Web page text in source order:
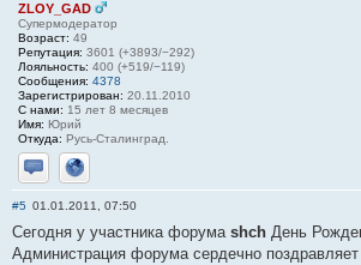
ZLOY_GAD
Супермодератор
Возраст: 49
Репутация: 3601 (+3893/−292)
Лояльность: 400 (+519/−119)
Сообщения: 4378
Зарегистрирован: 20.11.2010
С нами: 15 лет 8 месяцев
Имя: Юрий
Откуда: Русь-Сталинград.
Отправить личное сообщение
Сайт
#5 01.01.2011, 07:50
Сегодня у участника форума shch День
Администрация форума сердечно поздравляет